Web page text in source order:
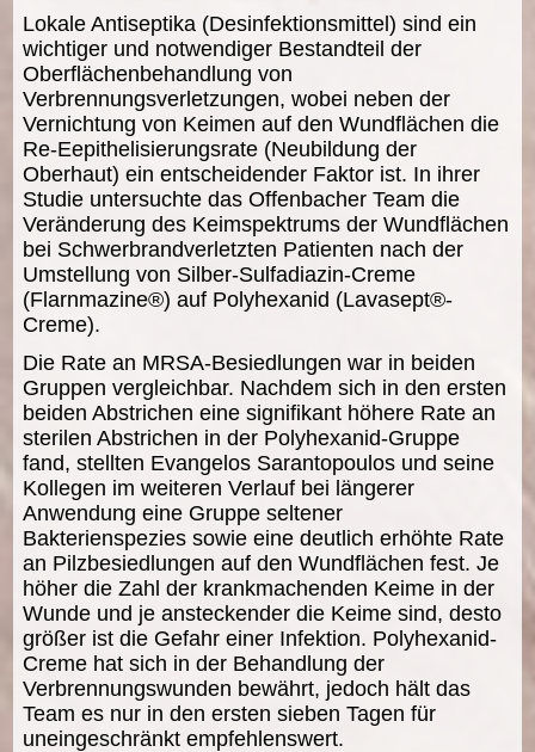
Lokale Antiseptika (Desinfektionsmittel) sind ein
wichtiger und notwendiger Bestandteil der
Oberflächenbehandlung von
Verbrennungsverletzungen, wobei neben der
Vernichtung von Keimen auf den Wundflächen die
Re-Eepithelisierungsrate (Neubildung der
Oberhaut) ein entscheidender Faktor ist. In ihrer
Studie untersuchte das Offenbacher Team die
Veränderung des Keimspektrums der Wundflächen
bei Schwerbrandverletzten Patienten nach der
Umstellung von Silber-Sulfadiazin-Creme
(Flarnmazine®) auf Polyhexanid (Lavasept®-
Creme).
Die Rate an MRSA-Besiedlungen war in beiden
Gruppen vergleichbar. Nachdem sich in den ersten
beiden Abstrichen eine signifikant höhere Rate an
sterilen Abstrichen in der Polyhexanid-Gruppe
fand, stellten Evangelos Sarantopoulos und seine
Kollegen im weiteren Verlauf bei längerer
Anwendung eine Gruppe seltener
Bakterienspezies sowie eine deutlich erhöhte Rate
an Pilzbesiedlungen auf den Wundflächen fest. Je
höher die Zahl der krankmachenden Keime in der
Wunde und je ansteckender die Keime sind, desto
größer ist die Gefahr einer Infektion. Polyhexanid-
Creme hat sich in der Behandlung der
Verbrennungswunden bewährt, jedoch hält das
Team es nur in den ersten sieben Tagen für
uneingeschränkt empfehlenswert.